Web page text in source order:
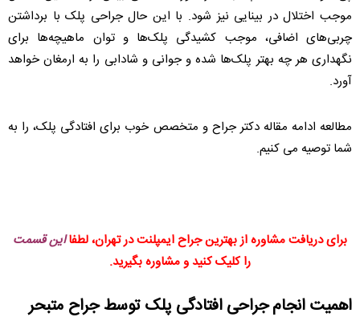
موجب اختلال در بینایی نیز شود. با این حال جراحی پلک با برداشتن
چربی‌های اضافی، موجب کشیدگی پلک‌ها و توان ماهیچه‌ها برای
نگهداری هر چه بهتر پلک‌ها شده و جوانی و شادابی را به ارمغان خواهد
آورد.
مطالعه ادامه مقاله دکتر جراح و متخصص خوب برای افتادگی پلک، را به
شما توصیه می کنیم.
برای دریافت مشاوره از بهترین جراح ایمپلنت در تهران، لطفااین قسمت
را کلیک کنید و مشاوره بگیرید.
اهمیت انجام جراحی افتادگی پلک توسط جراح متبحر